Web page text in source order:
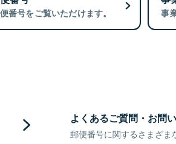
番号をご覧いただけます。 事
よくあるご質問・お問
郵便番号に関するさまざま